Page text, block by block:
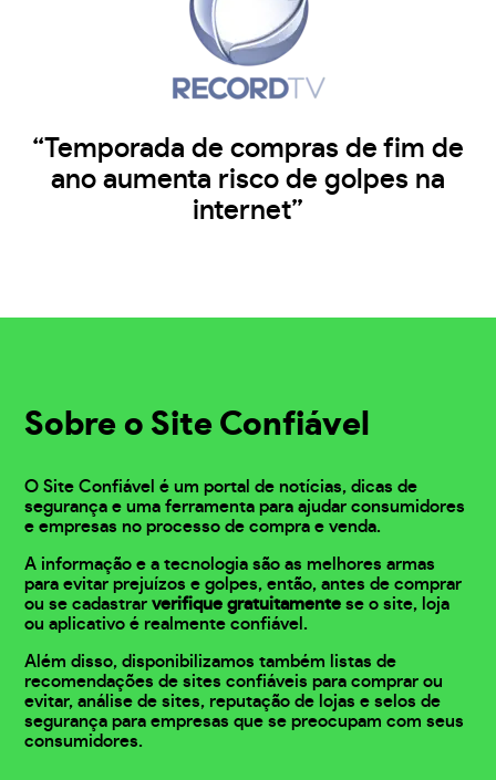
“Temporada de compras de fim de
ano aumenta risco de golpes na
internet”
Sobre o Site Confiável
O Site Confiável é um portal de notícias, dicas de
segurança e uma ferramenta para ajudar consumidores
e empresas no processo de compra e venda.
A informação e a tecnologia são as melhores armas
para evitar prejuízos e golpes, então, antes de comprar
ou se cadastrarverifique gratuitamente se o site, loja
ou aplicativo é realmente confiável.
Além disso, disponibilizamos também listas de
recomendações de sites confiáveis para comprar ou
evitar, análise de sites, reputação de lojas e selos de
segurança para empresas que se preocupam com seus
consumidores.